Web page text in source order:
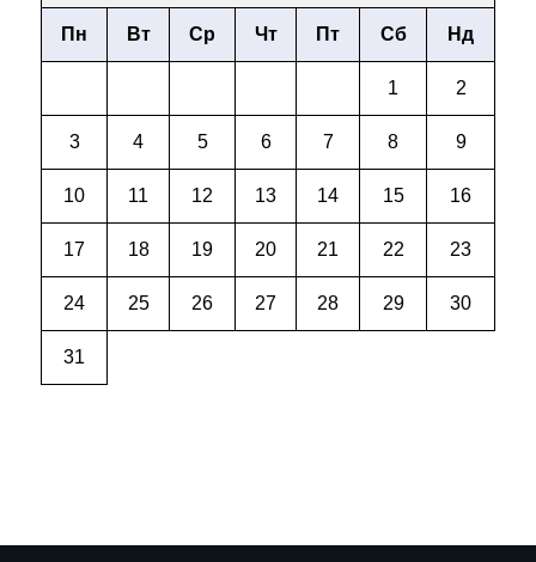
Пн Вт Ср Чт Пт Сб Нд
1 2
3 4 5 6 7 8 9
10 11 12 13 14 15 16
17 18 19 20 21 22 23
24 25 26 27 28 29 30
31